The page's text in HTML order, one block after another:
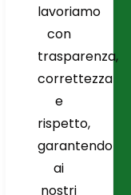
lavoriamo
con
trasparenza,
correttezza
e
rispetto,
garantendo
ai
nostri